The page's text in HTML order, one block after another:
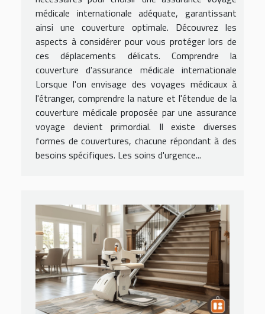
médicale internationale adéquate, garantissant
ainsi une couverture optimale. Découvrez les
aspects à considérer pour vous protéger lors de
ces déplacements délicats. Comprendre la
couverture d'assurance médicale internationale
Lorsque l'on envisage des voyages médicaux à
l'étranger, comprendre la nature et l'étendue de la
couverture médicale proposée par une assurance
voyage devient primordial. Il existe diverses
formes de couvertures, chacune répondant à des
besoins spécifiques. Les soins d'urgence...